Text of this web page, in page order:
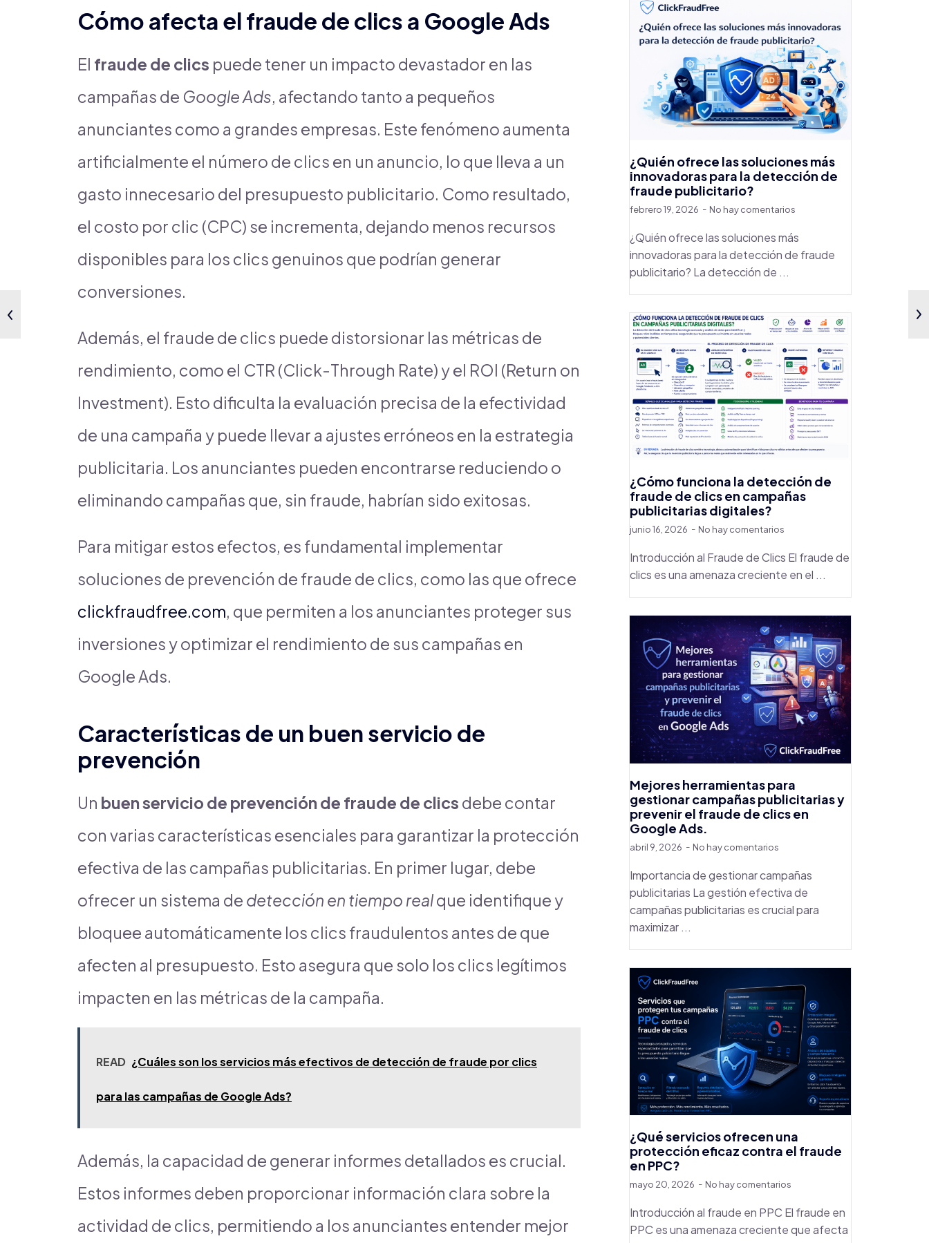
Cómo afecta el fraude de clics a Google Ads
El fraude de clics puede tener un impacto devastador en las
campañas de Google Ads, afectando tanto a pequeños
anunciantes como a grandes empresas. Este fenómeno aumenta
artificialmente el número de clics en un anuncio, lo que lleva a un
gasto innecesario del presupuesto publicitario. Como resultado,
el costo por clic (CPC) se incrementa, dejando menos recursos
disponibles para los clics genuinos que podrían generar
conversiones.
Además, el fraude de clics puede distorsionar las métricas de
rendimiento, como el CTR (Click-Through Rate) y el ROI (Return on
Investment). Esto dificulta la evaluación precisa de la efectividad
de una campaña y puede llevar a ajustes erróneos en la estrategia
publicitaria. Los anunciantes pueden encontrarse reduciendo o
eliminando campañas que, sin fraude, habrían sido exitosas.
Para mitigar estos efectos, es fundamental implementar
soluciones de prevención de fraude de clics, como las que ofrece
clickfraudfree.com, que permiten a los anunciantes proteger sus
inversiones y optimizar el rendimiento de sus campañas en
Google Ads.
Características de un buen servicio de
prevención
Un buen servicio de prevención de fraude de clics debe contar
con varias características esenciales para garantizar la protección
efectiva de las campañas publicitarias. En primer lugar, debe
ofrecer un sistema de detección en tiempo realque identifique y
bloquee automáticamente los clics fraudulentos antes de que
afecten al presupuesto. Esto asegura que solo los clics legítimos
impacten en las métricas de la campaña.
READ ¿Cuáles son los servicios más efectivos de detección de fraude por clics
para las campañas de Google Ads?
Además, la capacidad de generar informes detallados es crucial.
Estos informes deben proporcionar información clara sobre la
actividad de clics, permitiendo a los anunciantes entender mejor
¿Quién ofrece las soluciones más
innovadoras para la detección de
fraude publicitario?
febrero 19, 2026 No hay comentarios
¿Quién ofrece las soluciones más
innovadoras para la detección de fraude
publicitario? La detección de ...
¿Cómo funciona la detección de
fraude de clics en campañas
publicitarias digitales?
junio 16, 2026 No hay comentarios
Introducción al Fraude de Clics El fraude de
clics es una amenaza creciente en el ...
Mejores herramientas para
gestionar campañas publicitarias y
prevenir el fraude de clics en
Google Ads.
abril 9, 2026 No hay comentarios
Importancia de gestionar campañas
publicitarias La gestión efectiva de
campañas publicitarias es crucial para
maximizar ...
¿Qué servicios ofrecen una
protección eficaz contra el fraude
en PPC?
mayo 20, 2026 No hay comentarios
Introducción al fraude en PPC El fraude en
PPC es una amenaza creciente que afecta